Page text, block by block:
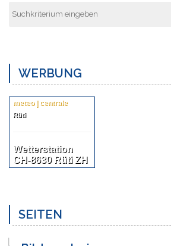
WERBUNG
meteo | centrale
Rüti
Wetterstation
CH-8630 Rüti ZH
SEITEN